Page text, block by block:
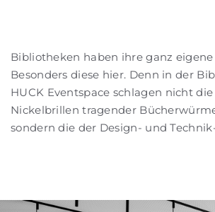
Bibliotheken haben ihre ganz
Besonders diese hier. Denn in der
HUCK Eventspace schlagen nicht
Nickelbrillen tragender
sondern die der Design- und